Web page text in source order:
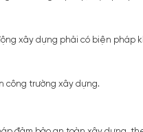
xây dựng phải có biện pháp
công trường xây dựng.